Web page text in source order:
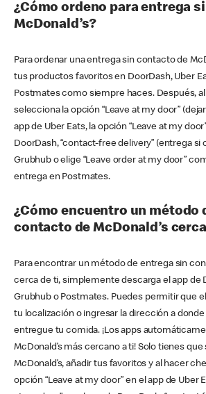
¿Cómo ordeno para entrega
McDonald’s?
Para ordenar una entrega sin contacto de
tus productos favoritos en DoorDash, Uber
Postmates como siempre haces. Después,
selecciona la opción “Leave at my door”
app de Uber Eats, la opción “Leave at my
DoorDash, “contact-free delivery” (entrega si
Grubhub o elige “Leave order at my door”
entrega en Postmates.
¿Cómo encuentro un método
contacto de McDonald’s
Para encontrar un método de entrega sin
cerca de ti, simplemente descarga el app de
Grubhub o Postmates. Puedes permitir que
tu localización o ingresar la dirección a
entregue tu comida. ¡Los apps
McDonald’s más cercano a ti! Solo tienes
McDonald’s, añadir tus favoritos y al hacer
opción “Leave at my door” en el app de Uber